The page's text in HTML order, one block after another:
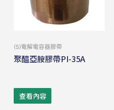
(5)電解電容器膠帶
聚醯亞胺膠帶PI-35A
查看內容